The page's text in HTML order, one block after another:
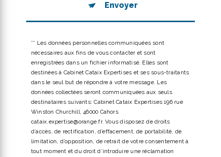
Envoyer
** Les données personnelles communiquées sont
nécessaires aux fins de vous contacter et sont
enregistrées dans un fichier informatisé. Elles sont
destinées à Cabinet Cataix Expertises et ses sous-traitants
dans le seul but de répondre à votre message. Les
données collectées seront communiquées aux seuls
destinataires suivants: Cabinet Cataix Expertises 196 rue
Winston Churchill, 46000 Cahors
cataix.expertise@orange.fr. Vous disposez de droits
d’accès, de rectification, d’effacement, de portabilité, de
limitation, d’opposition, de retrait de votre consentement à
tout moment et du droit d’introduire une réclamation